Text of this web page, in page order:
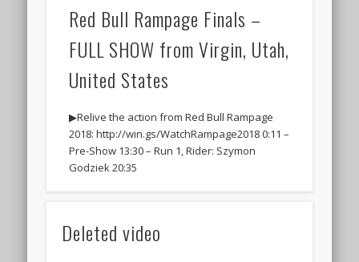
Red Bull Rampage Finals –
FULL SHOW from Virgin, Utah,
United States
▶︎Relive the action from Red Bull Rampage
2018: http://win.gs/WatchRampage2018 0:11 –
Pre-Show 13:30 – Run 1, Rider: Szymon
Godziek 20:35
Deleted video